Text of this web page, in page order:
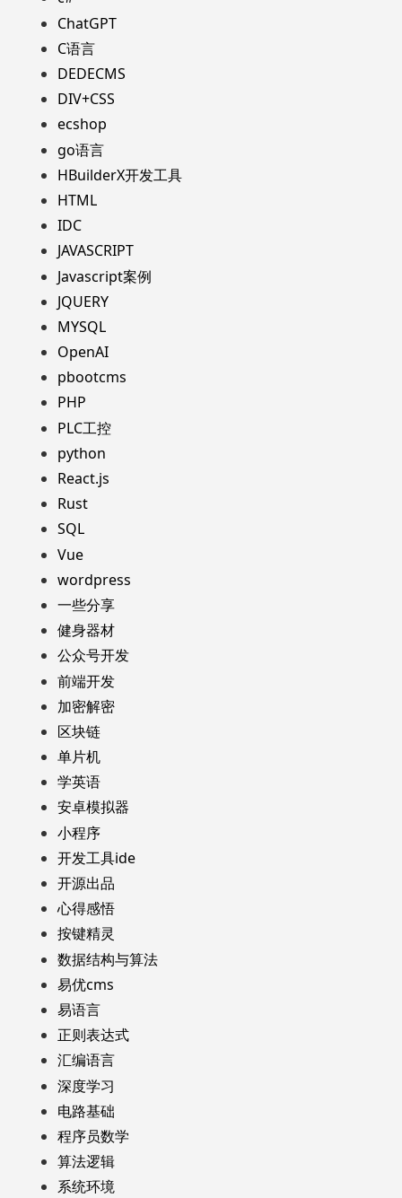
ChatGPT
C语言
DEDECMS
DIV+CSS
ecshop
go语言
HBuilderX开发工具
HTML
IDC
JAVASCRIPT
Javascript案例
JQUERY
MYSQL
OpenAI
pbootcms
PHP
PLC工控
python
React.js
Rust
SQL
Vue
wordpress
一些分享
健身器材
公众号开发
前端开发
加密解密
区块链
单片机
学英语
安卓模拟器
小程序
开发工具ide
开源出品
心得感悟
按键精灵
数据结构与算法
易优cms
易语言
正则表达式
汇编语言
深度学习
电路基础
程序员数学
算法逻辑
系统环境